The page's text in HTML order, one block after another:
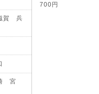
700円
賀 兵
宮